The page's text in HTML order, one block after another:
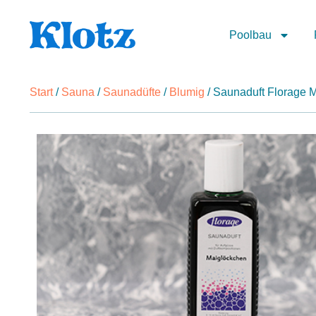
Poolbau
Start/ Sauna / Saunadüfte / Blumig / Saunaduft Florage